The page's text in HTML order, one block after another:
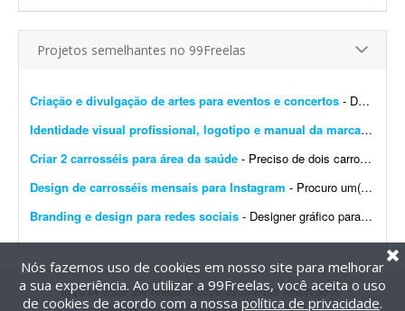
Projetos semelhantes no 99Freelas
Criação e divulgação de artes para eventos e concertos - Dar visibilidade por meio de publicidade, marketing, imagens 4D, propagandas, digitações, criação de logotipos e artes em geral. O objetivo é inovar na forma com...
Identidade visual profissional, logotipo e manual da marca
- Crio
Criar 2 carrosséis para área da saúde - Preciso de dois carrosséis de 7 páginas simples cada, para a área da saúde, usando paletas de cores pré-estabelecidas. Os layouts devem ser limpos, com tipografia...
Design de carrosséis mensais para Instagram - Procuro um(a) designer para criar 4 carrosséis por mês para o Instagram de uma franquia de uma rede de farmácias. A marca já tem identidade visual definida pela rede/mat...
Branding e design para redes sociais - Designer gráfico para startup SaaS na área da saúde (projeto inicial com possibilidade de longo prazo) Sobre a empresa A Sulnex é uma startup SaaS brasileira em desenv...
@2014-2026 99Freelas. Todos os direitos reservados.
Nós fazemos uso de cookies em nosso site para melhorar
a sua experiência. Ao utilizar a 99Freelas, você aceita o uso
de cookies de acordo com a nossa política de privacidade.